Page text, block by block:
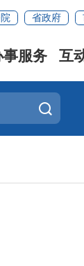
省政府
事服务 互